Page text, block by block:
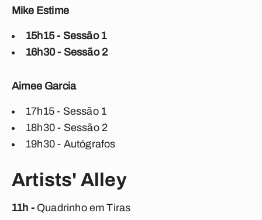
Mike Estime
15h15 - Sessão 1
16h30 - Sessão 2
Aimee Garcia
17h15 - Sessão 1
18h30 - Sessão 2
19h30 - Autógrafos
Artists' Alley
11h - Quadrinho em Tiras